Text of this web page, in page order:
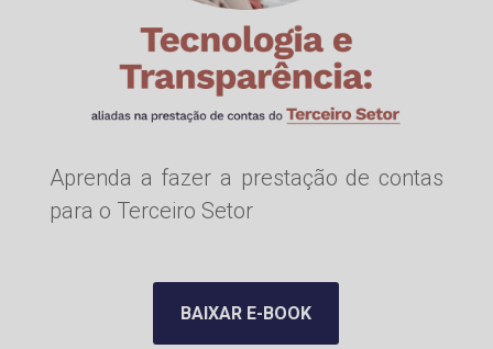
Aprenda a fazer a prestação de contas
para o Terceiro Setor
BAIXAR E-BOOK